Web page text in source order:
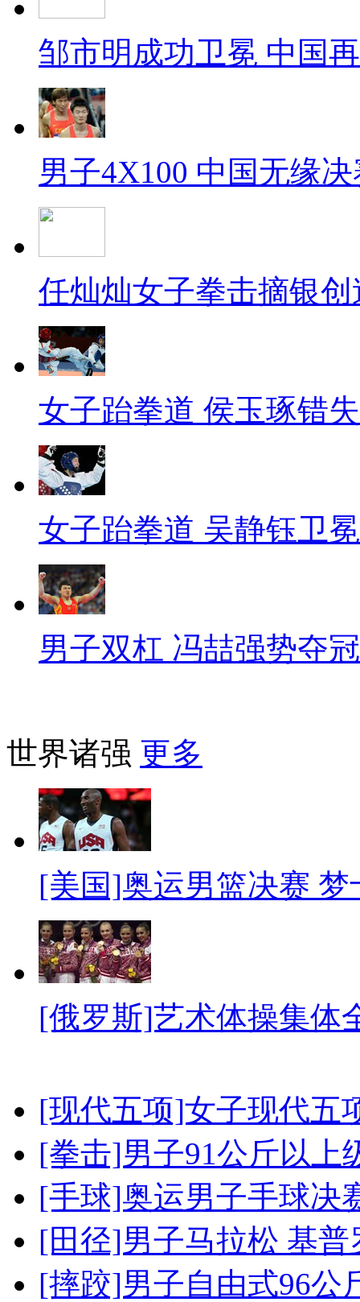
邹市明成功卫冕 中国
男子4X100 中国无缘
任灿灿女子拳击摘银
女子跆拳道 侯玉琢错
女子跆拳道 吴静钰卫冕
男子双杠 冯喆强势夺冠
世界诸强 更多
[美国]奥运男篮决赛
[俄罗斯]艺术体操集体
[现代五项]女子现代五
[拳击]男子91公斤以上
[手球]奥运男子手球决
[田径]男子马拉松 基
[摔跤]男子自由式96公